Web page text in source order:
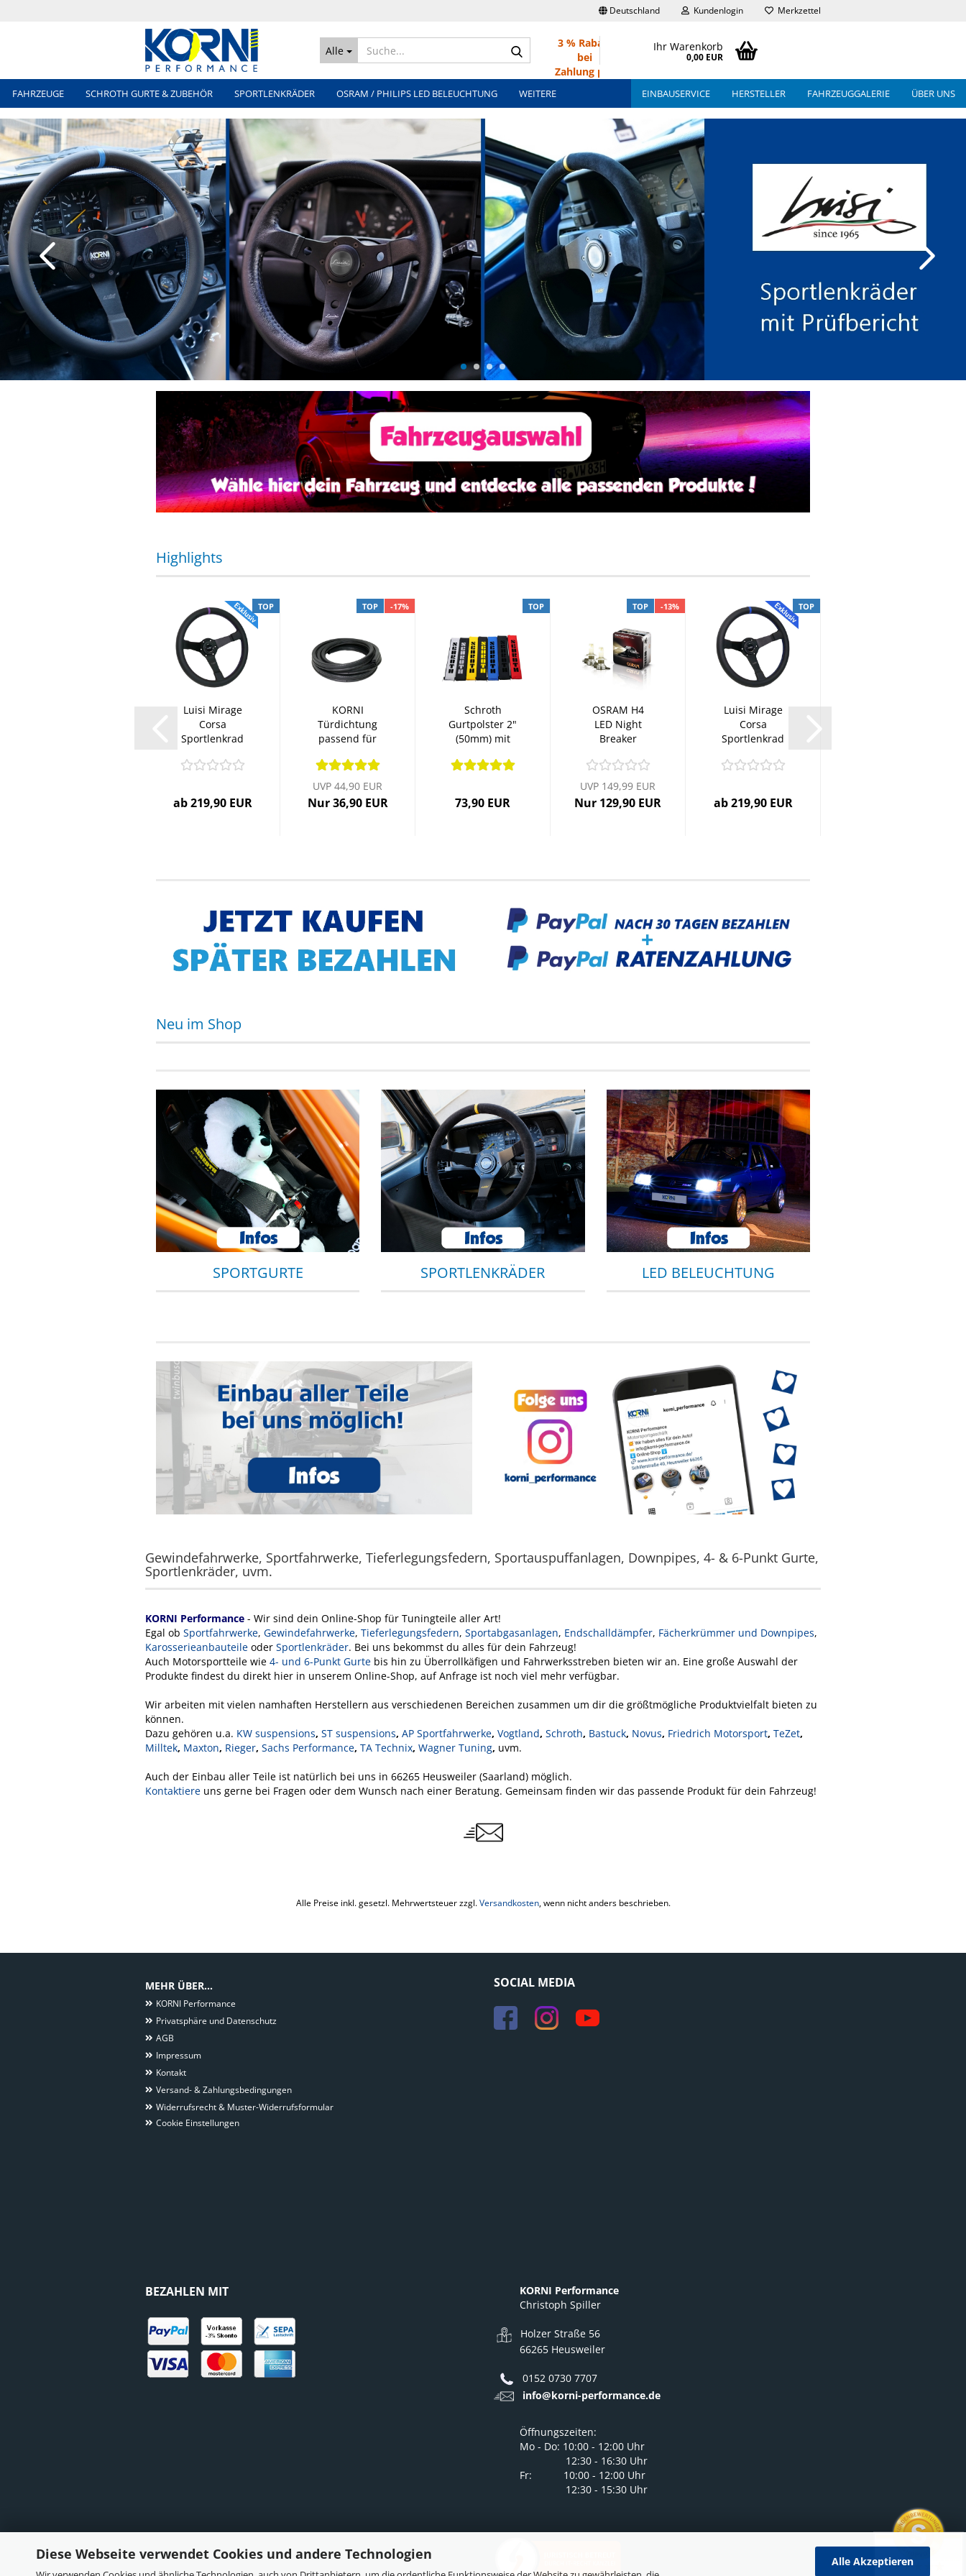
Diese Webseite verwendet Cookies und andere Technologien Alle Akzeptieren
Deutschland Kundenlogin Merkzettel
Alle
Suche...3 % Rabatt
bei
Zahlung per
Ihr Warenkorb
0,00 EUR
FAHRZEUGE SCHROTH GURTE & ZUBEHÖR SPORTLENKRÄDER OSRAM / PHILIPS LED BELEUCHTUNG EINBAUSERVICE HERSTELLER FAHRZEUGGALERIE ÜBER UNS
WEITERE
Highlights
TOP
Luisi Mirage
Corsa
Sportlenkrad
schwarz...
ab 219,90 EUR
TOP -17%
KORNI
Türdichtung
passend für
UVP 44,90 EUR
Nur 36,90 EUR
TOP
Schroth
Gurtpolster 2"
(50mm) mit
73,90 EUR
TOP -13%
OSRAM H4
LED Night
Breaker
warmweiß...
UVP 149,99 EUR
Nur 129,90 EUR
TOP
Luisi Mirage
Corsa
Sportlenkrad
schwarz...
ab 219,90 EUR
Neu im Shop
SPORTGURTE SPORTLENKRÄDER LED BELEUCHTUNG
Gewindefahrwerke, Sportfahrwerke, Tieferlegungsfedern, Sportauspuffanlagen, Downpipes, 4- & 6-Punkt Gurte,
Sportlenkräder, uvm.
KORNI Performance - Wir sind dein Online-Shop für Tuningteile aller Art!
Egal ob Sportfahrwerke, Gewindefahrwerke, Tieferlegungsfedern, Sportabgasanlagen, Endschalldämpfer, Fächerkrümmer und Downpipes,
Karosserieanbauteile oder Sportlenkräder. Bei uns bekommst du alles für dein Fahrzeug!
Auch Motorsportteile wie 4- und 6-Punkt Gurte bis hin zu Überrollkäfigen und Fahrwerksstreben bieten wir an. Eine große Auswahl der
Produkte findest du direkt hier in unserem Online-Shop, auf Anfrage ist noch viel mehr verfügbar.
Wir arbeiten mit vielen namhaften Herstellern aus verschiedenen Bereichen zusammen um dir die größtmögliche Produktvielfalt bieten zu
können.
Dazu gehören u.a. KW suspensions, ST suspensions, AP Sportfahrwerke, Vogtland, Schroth, Bastuck, Novus, Friedrich Motorsport, TeZet,
Milltek, Maxton, Rieger, Sachs Performance, TA Technix, Wagner Tuning, uvm.
Auch der Einbau aller Teile ist natürlich bei uns in 66265 Heusweiler (Saarland) möglich.
Kontaktiere uns gerne bei Fragen oder dem Wunsch nach einer Beratung. Gemeinsam finden wir das passende Produkt für dein Fahrzeug!
Alle Preise inkl. gesetzl. Mehrwertsteuer zzgl.Versandkosten, wenn nicht anders beschrieben.
MEHR ÜBER...
KORNI Performance
Privatsphäre und Datenschutz
AGB
Impressum
Kontakt
Versand- & Zahlungsbedingungen
Widerrufsrecht & Muster-Widerrufsformular
Cookie Einstellungen
SOCIAL MEDIA
BEZAHLEN MIT
KORNI Performance
Christoph Spiller
Holzer Straße 56
66265 Heusweiler
0152 0730 7707
info@korni-performance.de
Öffnungszeiten:
Mo - Do: 10:00 - 12:00 Uhr
12:30 - 16:30 Uhr
Fr: 10:00 - 12:00 Uhr
12:30 - 15:30 Uhr